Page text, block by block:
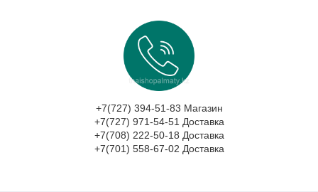
+7(727) 394-51-83 Магазин
+7(727) 971-54-51 Доставка
+7(708) 222-50-18 Доставка
+7(701) 558-67-02 Доставка